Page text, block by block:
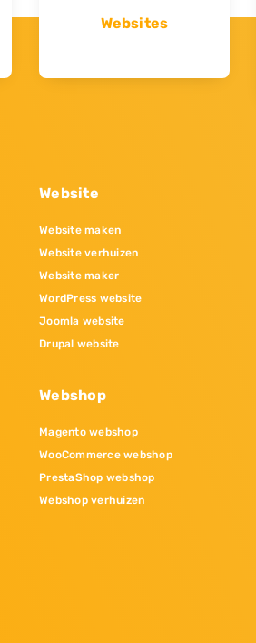
Websites
Website
Website maken
Website verhuizen
Website maker
WordPress website
Joomla website
Drupal website
Webshop
Magento webshop
WooCommerce webshop
PrestaShop webshop
Webshop verhuizen